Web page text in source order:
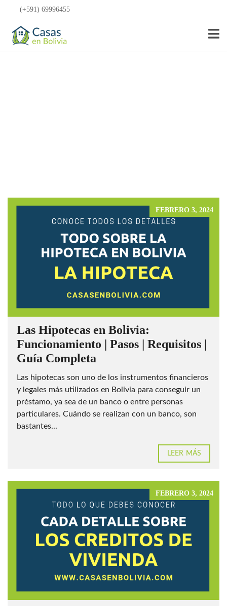
(+591) 69996455
Anunciar Gratis
FEBRERO 3, 2024
Las Hipotecas en Bolivia:
Funcionamiento | Pasos | Requisitos |
Guía Completa
Las hipotecas son uno de los instrumentos financieros
y legales más utilizados en Bolivia para conseguir un
préstamo, ya sea de un banco o entre personas
particulares. Cuándo se realizan con un banco, son
bastantes...
LEER MÁS
FEBRERO 3, 2024